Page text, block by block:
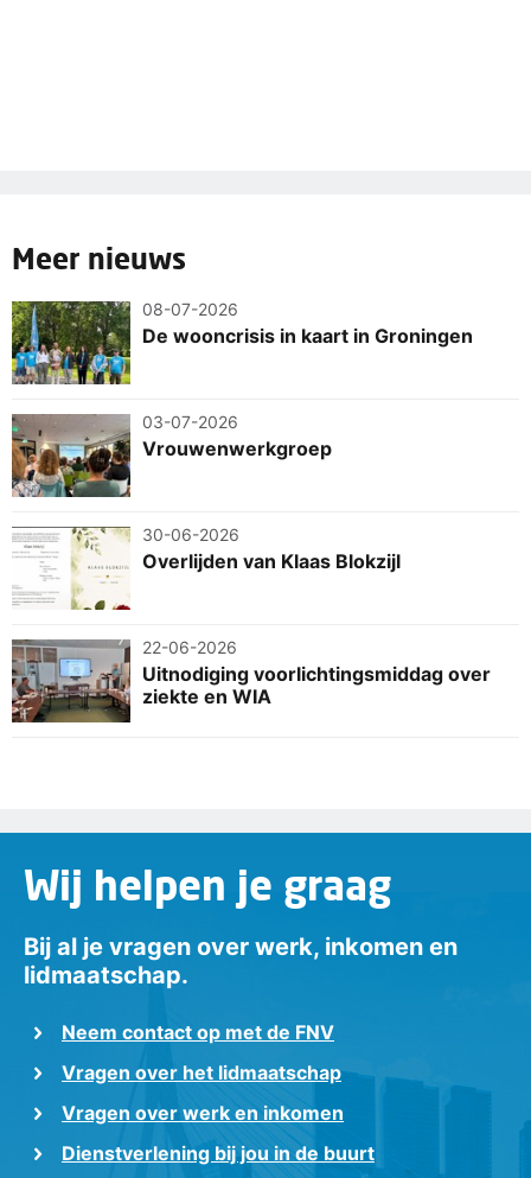
Meer nieuws
08-07-2026
De wooncrisis in kaart in Groningen
03-07-2026
Vrouwenwerkgroep
30-06-2026
Overlijden van Klaas Blokzijl
22-06-2026
Uitnodiging voorlichtingsmiddag over
ziekte en WIA
Wij helpen je graag
Bij al je vragen over werk, inkomen en
lidmaatschap.
Neem contact op met de FNV
Vragen over het lidmaatschap
Vragen over werk en inkomen
Dienstverlening bij jou in de buurt